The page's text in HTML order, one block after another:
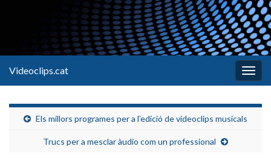
la
Videoclips.cat
Els millors programes per a l’edició de videoclips musicals
Trucs per a mesclar àudio com un professional